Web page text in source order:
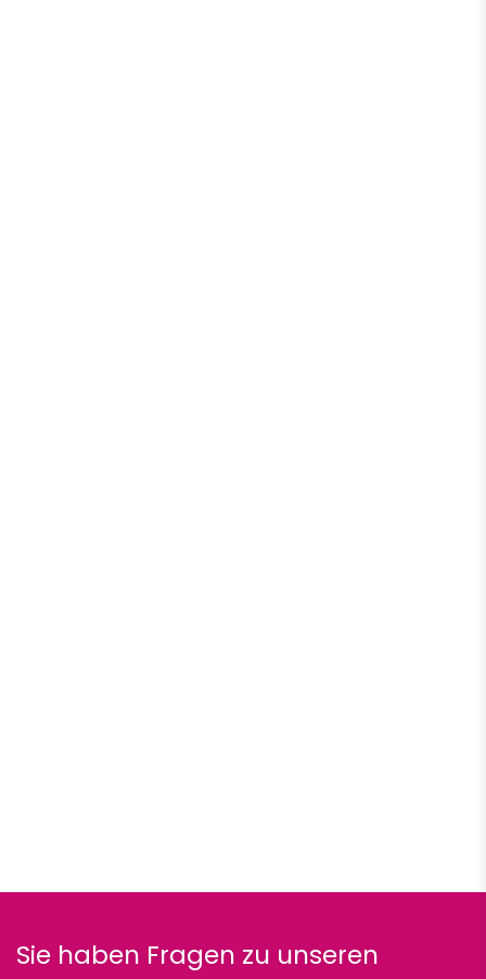
Sie haben Fragen zu unseren